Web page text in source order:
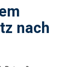
nach